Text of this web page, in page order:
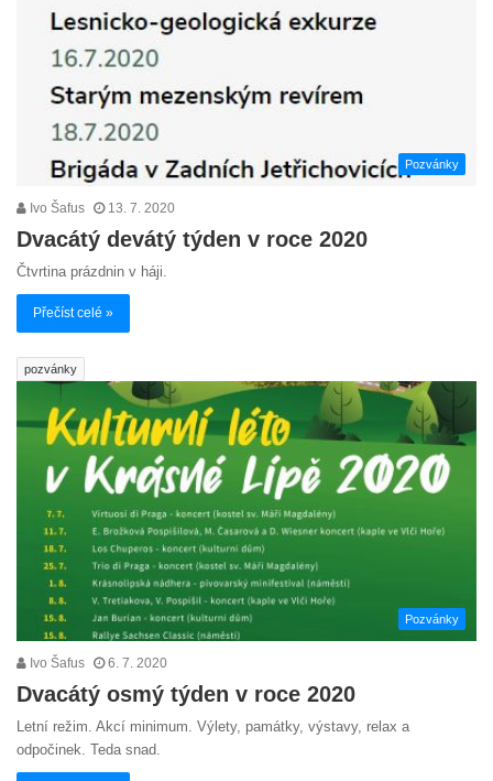
Pozvánky
Ivo Šafus 13. 7. 2020
Dvacátý devátý týden v roce 2020
Čtvrtina prázdnin v háji.
Přečíst celé »
pozvánky
Pozvánky
Ivo Šafus 6. 7. 2020
Dvacátý osmý týden v roce 2020
Letní režim. Akcí minimum. Výlety, památky, výstavy, relax a
odpočinek. Teda snad.